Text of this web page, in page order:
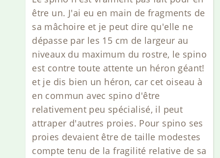
être un. J'ai eu en main de fragments de
sa mâchoire et je peut dire qu'elle ne
dépasse par les 15 cm de largeur au
niveaux du maximum du rostre, le spino
est contre toute attente un héron géant!
et je dis bien un héron, car cet oiseau à
en commun avec spino d'être
relativement peu spécialisé, il peut
attraper d'autres proies. Pour spino ses
proies devaient être de taille modestes
compte tenu de la fragilité relative de sa